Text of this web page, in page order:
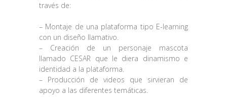
través de:
– Montaje de una plataforma tipo E-learning
con un diseño llamativo.
– Creación de un personaje mascota
llamado CESAR que le diera dinamismo e
identidad a la plataforma.
– Producción de videos que sirvieran de
apoyo a las diferentes temáticas.